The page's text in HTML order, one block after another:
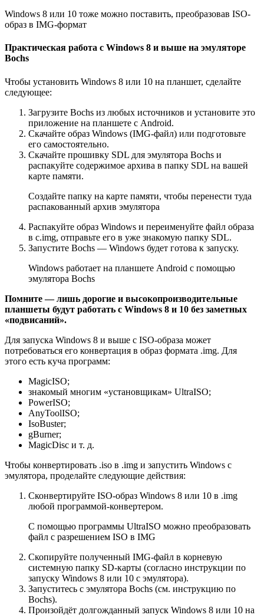
Windows 8 или 10 тоже можно поставить, преобразовав ISO-
образ в IMG-формат
Практическая работа с Windows 8 и выше на эмуляторе
Bochs
Чтобы установить Windows 8 или 10 на планшет, сделайте
следующее:
Загрузите Bochs из любых источников и установите это
приложение на планшете с Android.
Скачайте образ Windows (IMG-файл) или подготовьте
его самостоятельно.
Скачайте прошивку SDL для эмулятора Bochs и
распакуйте содержимое архива в папку SDL на вашей
карте памяти.
Создайте папку на карте памяти, чтобы перенести туда
распакованный архив эмулятора
Распакуйте образ Windows и переименуйте файл образа
в c.img, отправьте его в уже знакомую папку SDL.
Запустите Bochs — Windows будет готова к запуску.
Windows работает на планшете Android с помощью
эмулятора Bochs
Помните — лишь дорогие и высокопроизводительные
планшеты будут работать с Windows 8 и 10 без заметных
«подвисаний».
Для запуска Windows 8 и выше с ISO-образа может
потребоваться его конвертация в образ формата .img. Для
этого есть куча программ:
MagicISO;
знакомый многим «установщикам» UltraISO;
PowerISO;
AnyToolISO;
IsoBuster;
gBurner;
MagicDisc и т. д.
Чтобы конвертировать .iso в .img и запустить Windows с
эмулятора, проделайте следующие действия:
Сконвертируйте ISO-образ Windows 8 или 10 в .img
любой программой-конвертером.
С помощью программы UltraISO можно преобразовать
файл с разрешением ISO в IMG
Скопируйте полученный IMG-файл в корневую
системную папку SD-карты (согласно инструкции по
запуску Windows 8 или 10 с эмулятора).
Запуститесь с эмулятора Bochs (см. инструкцию по
Bochs).
Произойдёт долгожданный запуск Windows 8 или 10 на